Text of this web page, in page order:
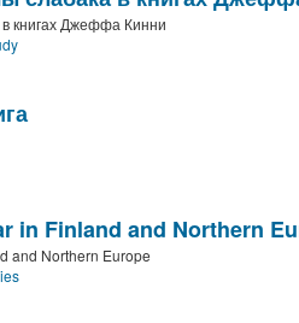
книгах Джеффа Кинни
in Finland and Northern
and Northern Europe